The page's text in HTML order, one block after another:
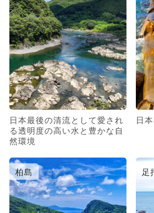
日本最後の清流として愛され
る透明度の高い水と豊かな自
然環境
日
柏島 足